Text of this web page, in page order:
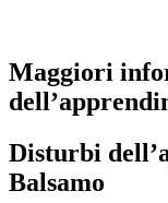
Maggiori
Disturbi
Balsamo